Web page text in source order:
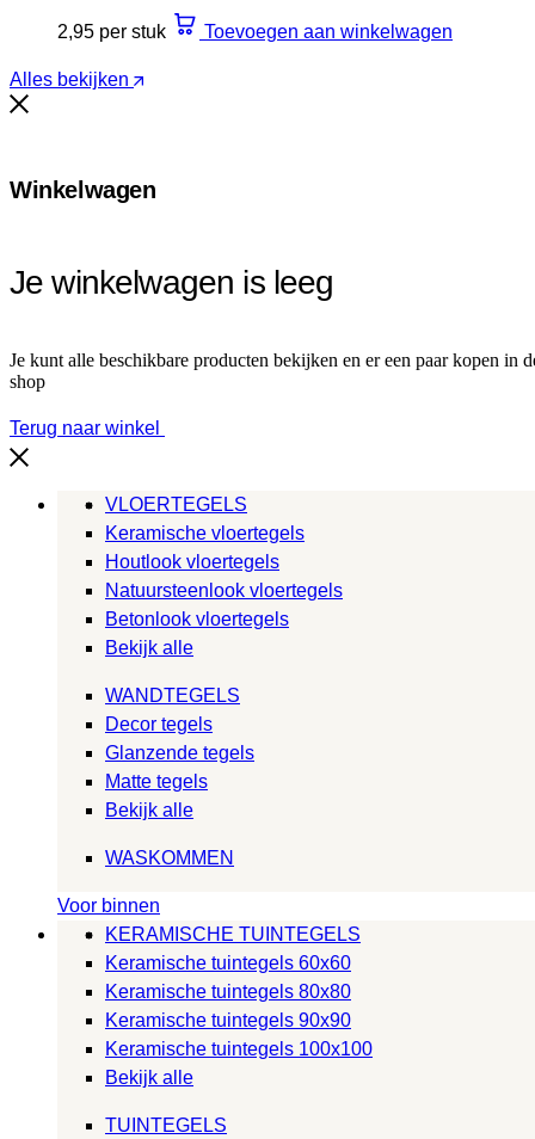
2,95 per stuk Toevoegen aan winkelwagen
Alles bekijken
Winkelwagen
Je winkelwagen is leeg
Je kunt alle beschikbare producten bekijken en er een paar kopen in
shop
Terug naar winkel
VLOERTEGELS
Keramische vloertegels
Houtlook vloertegels
Natuursteenlook vloertegels
Betonlook vloertegels
Bekijk alle
WANDTEGELS
Decor tegels
Glanzende tegels
Matte tegels
Bekijk alle
WASKOMMEN
Voor binnen
KERAMISCHE TUINTEGELS
Keramische tuintegels 60x60
Keramische tuintegels 80x80
Keramische tuintegels 90x90
Keramische tuintegels 100x100
Bekijk alle
TUINTEGELS